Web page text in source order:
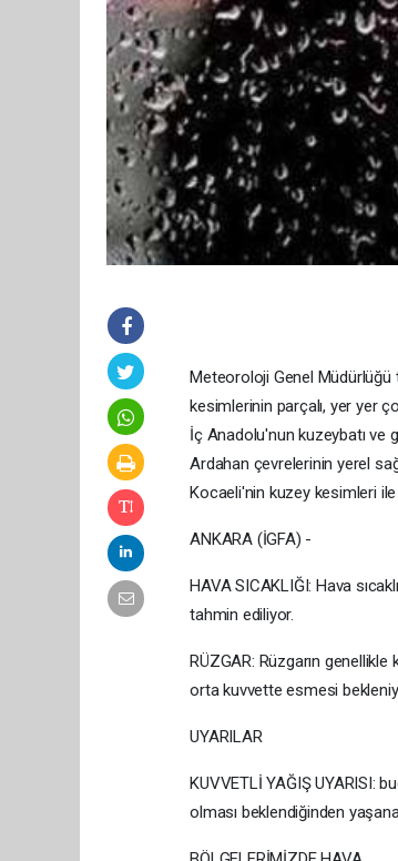
Meteoroloji Genel Müdürlüğü
kesimlerinin parçalı, yer yer
İç Anadolu'nun kuzeybatı ve
Ardahan çevrelerinin yerel
Kocaeli'nin kuzey kesimleri
ANKARA (İGFA) -
HAVA SICAKLIĞI: Hava
tahmin ediliyor.
RÜZGAR: Rüzgarın
orta kuvvette esmesi
UYARILAR
KUVVETLİ YAĞIŞ UYARISI:
olması beklendiğinden